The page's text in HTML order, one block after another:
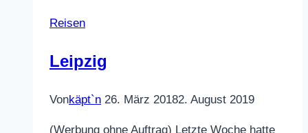
Reisen
Leipzig
Vonkäpt`n 26. März 20182. August 2019
(Werbung ohne Auftrag) Letzte Woche hatte